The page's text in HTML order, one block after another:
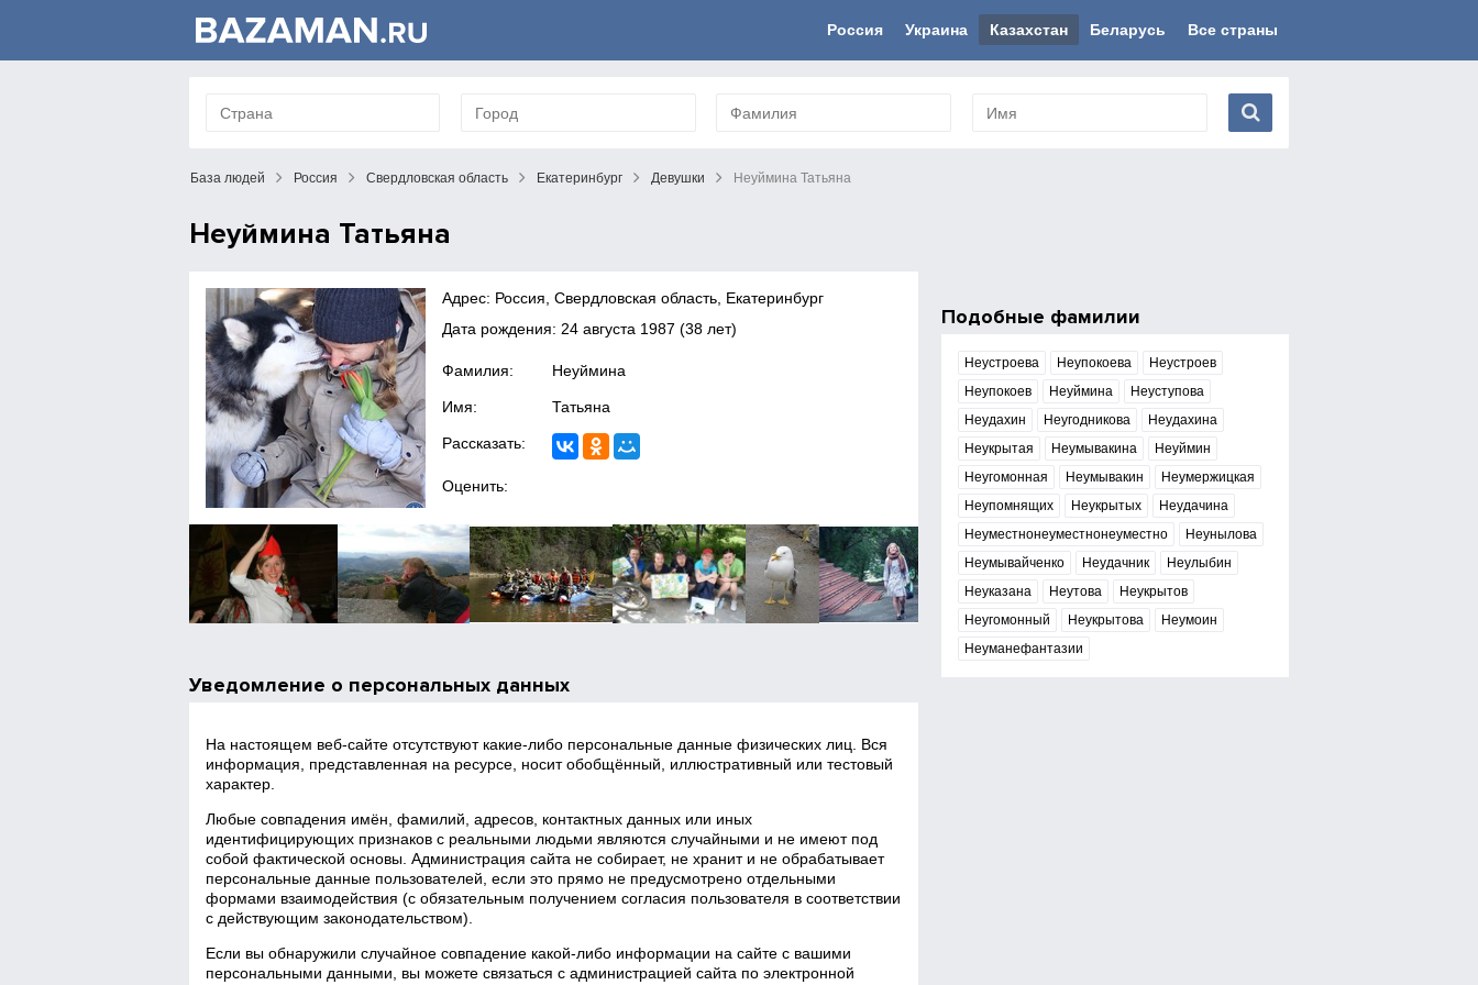
Россия Украина Казахстан Беларусь Все страны
База людей Россия Свердловская область Екатеринбург Девушки Неуймина Татьяна
Неуймина Татьяна
Адрес: Россия, Свердловская область, Екатеринбург
Дата рождения: 24 августа 1987 (38 лет)
Фамилия: Неуймина
Имя: Татьяна
Рассказать:
Оценить:
Уведомление о персональных данных
На настоящем веб‑сайте отсутствуют какие‑либо персональные данные физических лиц. Вся
информация, представленная на ресурсе, носит обобщённый, иллюстративный или тестовый
характер.
Любые совпадения имён, фамилий, адресов, контактных данных или иных
идентифицирующих признаков с реальными людьми являются случайными и не имеют под
собой фактической основы. Администрация сайта не собирает, не хранит и не обрабатывает
персональные данные пользователей, если это прямо не предусмотрено отдельными
формами взаимодействия (с обязательным получением согласия пользователя в соответствии
с действующим законодательством).
Если вы обнаружили случайное совпадение какой‑либо информации на сайте с вашими
персональными данными, вы можете связаться с администрацией сайта по электронной
Подобные фамилии
Неустроева Неупокоева
Неустроев
Неупокоев
Неуймина
Неуступова
Неудахин
Неугодникова
Неудахина
Неукрытая
Неумывакина
Неуймин
Неугомонная
Неумывакин
Неумержицкая
Неупомнящих
Неукрытых
Неудачина
Неуместнонеуместнонеуместно
Неунылова
Неумывайченко
Неудачник
Неулыбин
Неуказана
Неутова
Неукрытов
Неугомонный
Неукрытова
Неумоин
Неуманефантазии